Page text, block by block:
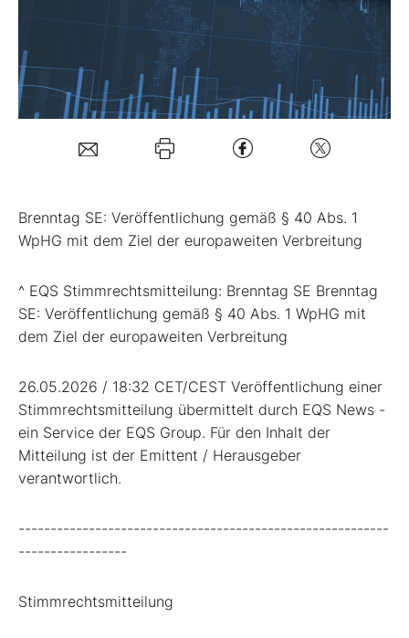
Mein Konto
Folgen Sie uns
Kontakt
Brenntag SE: Veröffentlichung gemäß § 40 Abs. 1
WpHG mit dem Ziel der europaweiten Verbreitung
^ EQS Stimmrechtsmitteilung: Brenntag SE Brenntag
SE: Veröffentlichung gemäß § 40 Abs. 1 WpHG mit
dem Ziel der europaweiten Verbreitung
26.05.2026 / 18:32 CET/CEST Veröffentlichung einer
Stimmrechtsmitteilung übermittelt durch EQS News -
ein Service der EQS Group. Für den Inhalt der
Mitteilung ist der Emittent / Herausgeber
verantwortlich.
----------------------------------------------------------
-----------------
Stimmrechtsmitteilung